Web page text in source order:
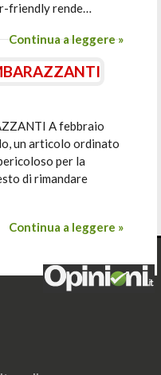
friendly rende…
Continua a leggere »
A febbraio
un articolo ordinato
per la
di rimandare
Continua a leggere »